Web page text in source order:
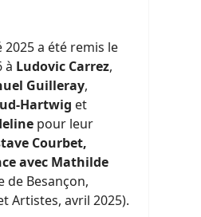
2025 a été remis le
à Ludovic Carrez,
Guilleray,
Hartwig et
pour leur
Courbet,
avec Mathilde
de Besançon,
Artistes, avril 2025).